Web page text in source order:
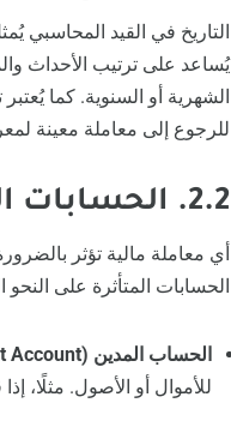
التاريخ في القيد المحاسبي
يُساعد على ترتيب الأحداث
الشهرية أو السنوية. كما
للرجوع إلى معاملة معينة
2.2. الحسابات المتأثرة
أي معاملة مالية تؤثر
الحسابات المتأثرة على النحو
الحساب المدين (Debit Account):
للأموال أو الأصول. مثلًا،